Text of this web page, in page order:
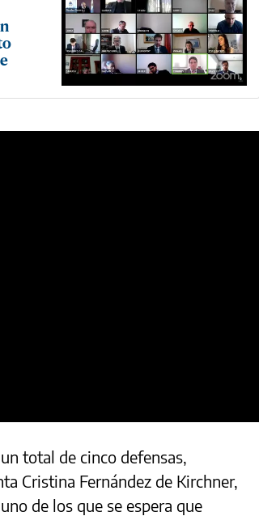
total de cinco defensas,
Cristina Fernández de Kirchner,
de los que se espera que